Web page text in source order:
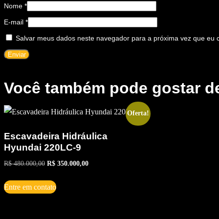
Nome *
E-mail *
Salvar meus dados neste navegador para a próxima vez que eu
Você também pode gostar
Oferta!
Escavadeira Hidráulica
Hyundai 220LC-9
R$480.000,00 O
original
R$ 350.000,00O
Entre em contato